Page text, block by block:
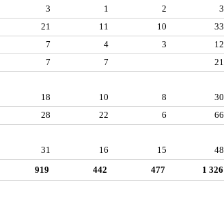
3 1 2 3
21 11 10 33
7 4 3 12
7 7 21
18 10 8 30
28 22 6 66
31 16 15 48
919 442 477 1 326